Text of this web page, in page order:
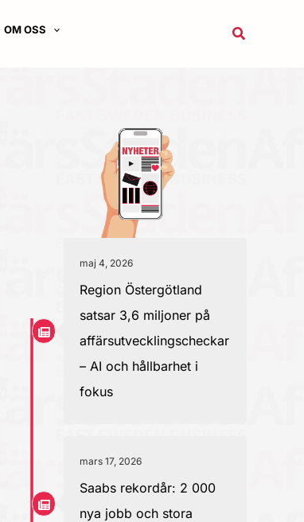
OM OSS Sök
maj 4, 2026
Region Östergötland
satsar 3,6 miljoner på
affärsutvecklingscheckar
– AI och hållbarhet i
fokus
mars 17, 2026
Saabs rekordår: 2 000
nya jobb och stora